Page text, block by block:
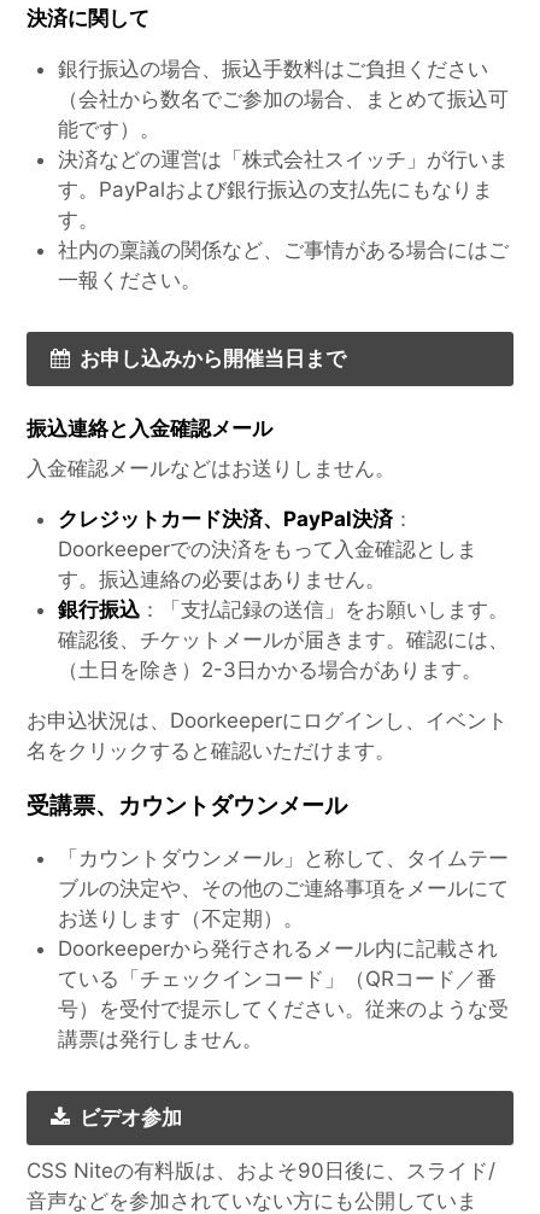
決済に関して
銀行振込の場合、振込手数料はご負担ください
（会社から数名でご参加の場合、まとめて振込可
能です）。
決済などの運営は「株式会社スイッチ」が行いま
す。PayPalおよび銀行振込の支払先にもなりま
す。
社内の稟議の関係など、ご事情がある場合にはご
一報ください。
お申し込みから開催当日まで
振込連絡と入金確認メール
入金確認メールなどはお送りしません。
クレジットカード決済、PayPal決済：
Doorkeeperでの決済をもって入金確認としま
す。振込連絡の必要はありません。
銀行振込：「支払記録の送信」をお願いします。
確認後、チケットメールが届きます。確認には、
（土日を除き）2-3日かかる場合があります。
お申込状況は、Doorkeeperにログインし、イベント
名をクリックすると確認いただけます。
受講票、カウントダウンメール
「カウントダウンメール」と称して、タイムテー
ブルの決定や、その他のご連絡事項をメールにて
お送りします（不定期）。
Doorkeeperから発行されるメール内に記載され
ている「チェックインコード」（QRコード／番
号）を受付で提示してください。従来のような受
講票は発行しません。
ビデオ参加
CSS Niteの有料版は、およそ90日後に、スライド/
音声などを参加されていない方にも公開していま